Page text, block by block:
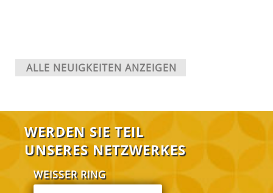
ALLE NEUIGKEITEN ANZEIGEN
WERDEN SIE TEIL
UNSERES NETZWERKES
WEISSER RING FABI